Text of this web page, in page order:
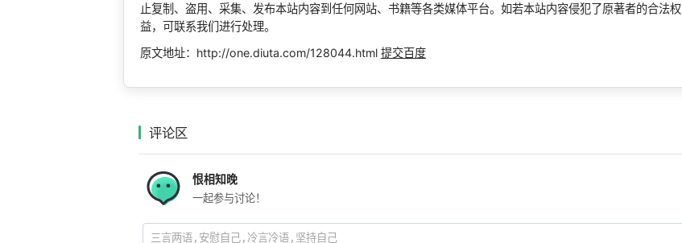
止复制、盗用、采集、发布本站内容到任何网站、书籍等各类媒体平台。如若本站内容侵犯了原著者的合法权
益，可联系我们进行处理。
原文地址：http://one.diuta.com/128044.html 提交百度
评论区
恨相知晚
一起参与讨论！